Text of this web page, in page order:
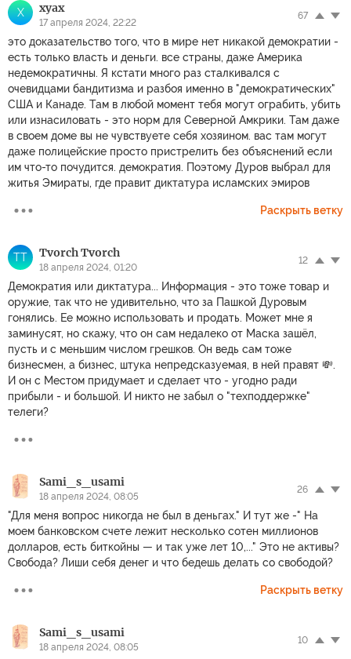
X xyax
17 апреля 2024, 22:22
67
это доказательство того, что в мире нет никакой демократии -
есть только власть и деньги. все страны, даже Америка
недемократичны. Я кстати много раз сталкивался с
очевидцами бандитизма и разбоя именно в "демократических"
США и Канаде. Там в любой момент тебя могут ограбить, убить
или изнасиловать - это норм для Северной Амкрики. Там даже
в своем доме вы не чувствуете себя хозяином. вас там могут
даже полицейские просто пристрелить без объяснений если
им что-то почудится. демократия. Поэтому Дуров выбрал для
житья Эмираты, где правит диктатура исламских эмиров
Раскрыть ветку
TT Tvorch Tvorch
18 апреля 2024, 01:20
12
Демократия или диктатура... Информация - это тоже товар и
оружие, так что не удивительно, что за Пашкой Дуровым
гонялись. Ее можно использовать и продать. Может мне я
заминусят, но скажу, что он сам недалеко от Маска зашёл,
пусть и с меньшим числом грешков. Он ведь сам тоже
бизнесмен, а бизнес, штука непредсказуемая, в ней правят 💸.
И он с Местом придумает и сделает что - угодно ради
прибыли - и большой. И никто не забыл о "техподдержке"
телеги?
Sami_s_usami
18 апреля 2024, 08:05
26
"Для меня вопрос никогда не был в деньгах." И тут же -" На
моем банковском счете лежит несколько сотен миллионов
долларов, есть биткойны — и так уже лет 10,..." Это не активы?
Свобода? Лиши себя денег и что бедешь делать со свободой?
Раскрыть ветку
Sami_s_usami
18 апреля 2024, 08:05
10